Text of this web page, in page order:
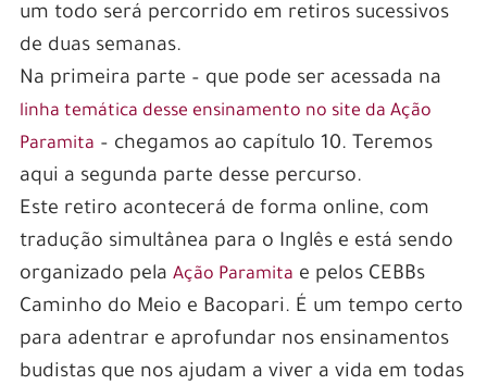
um todo será percorrido em retiros sucessivos
de duas semanas.
Na primeira parte – que pode ser acessada na
linha temática desse ensinamento no site da Ação
Paramita – chegamos ao capítulo 10. Teremos
aqui a segunda parte desse percurso.
Este retiro acontecerá de forma online, com
tradução simultânea para o Inglês e está sendo
organizado pela Ação Paramita e pelos CEBBs
Caminho do Meio e Bacopari. É um tempo certo
para adentrar e aprofundar nos ensinamentos
budistas que nos ajudam a viver a vida em todas